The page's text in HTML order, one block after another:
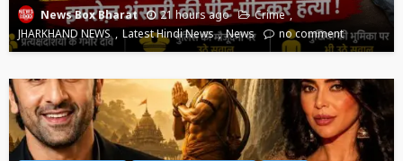
News Box Bharat 21 hours ago
Crime
JHARKHAND NEWS
Latest Hindi News News no comment